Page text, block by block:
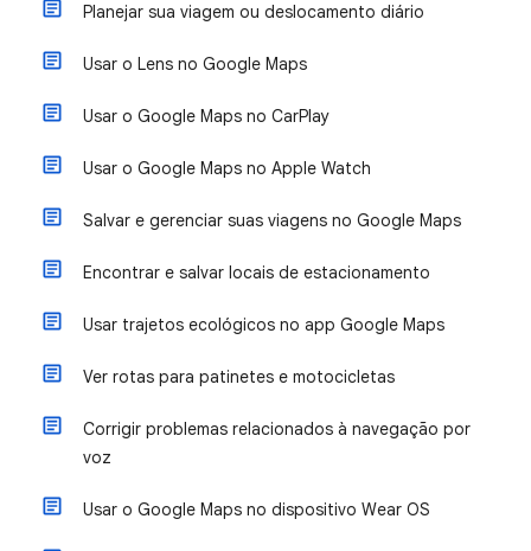
Planejar sua viagem ou deslocamento diário
Usar o Lens no Google Maps
Usar o Google Maps no CarPlay
Usar o Google Maps no Apple Watch
Salvar e gerenciar suas viagens no Google Maps
Encontrar e salvar locais de estacionamento
Usar trajetos ecológicos no app Google Maps
Ver rotas para patinetes e motocicletas
Corrigir problemas relacionados à navegação por
voz
Usar o Google Maps no dispositivo Wear OS